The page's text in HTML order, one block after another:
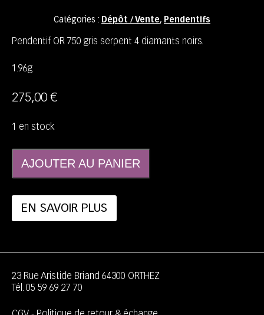
Catégories : Dépôt / Vente, Pendentifs
Pendentif OR 750 gris serpent 4 diamants noirs.
1.96g
275,00 €
1 en stock
AJOUTER AU PANIER
EN SAVOIR PLUS
23 Rue Aristide Briand 64300 ORTHEZ
Tél. 05 59 69 27 70